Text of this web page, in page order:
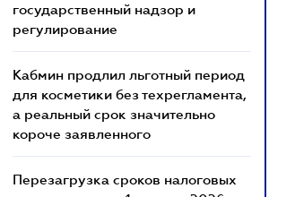
государственный надзор и
регулирование
Кабмин продлил льготный период
для косметики без техрегламента,
а реальный срок значительно
короче заявленного
Перезагрузка сроков налоговых